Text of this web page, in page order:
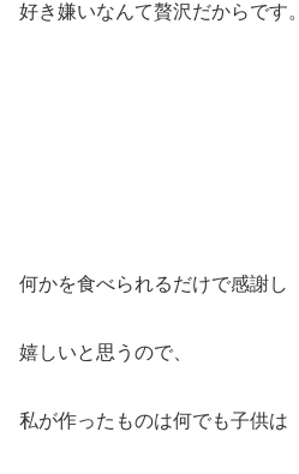
好き嫌いなんて贅沢だからです。
何かを食べられるだけで感謝し
嬉しいと思うので、
私が作ったものは何でも子供は